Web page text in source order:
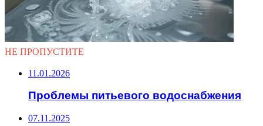
НЕ ПРОПУСТИТЕ
11.01.2026
Проблемы питьевого водоснабжения
07.11.2025